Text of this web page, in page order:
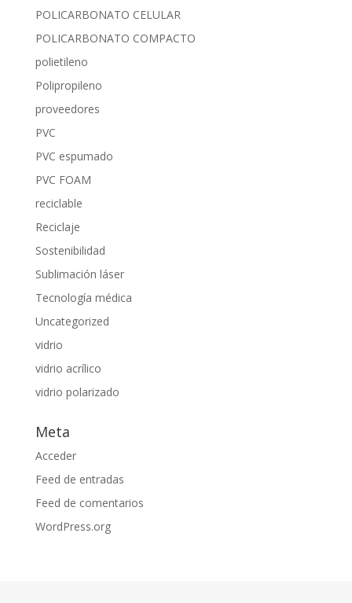
POLICARBONATO CELULAR
POLICARBONATO COMPACTO
polietileno
Polipropileno
proveedores
PVC
PVC espumado
PVC FOAM
reciclable
Reciclaje
Sostenibilidad
Sublimación láser
Tecnología médica
Uncategorized
vidrio
vidrio acrílico
vidrio polarizado
Meta
Acceder
Feed de entradas
Feed de comentarios
WordPress.org